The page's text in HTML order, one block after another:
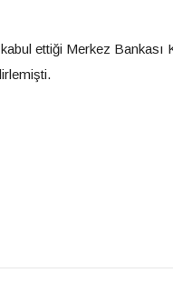
ettiği Merkez Bankası